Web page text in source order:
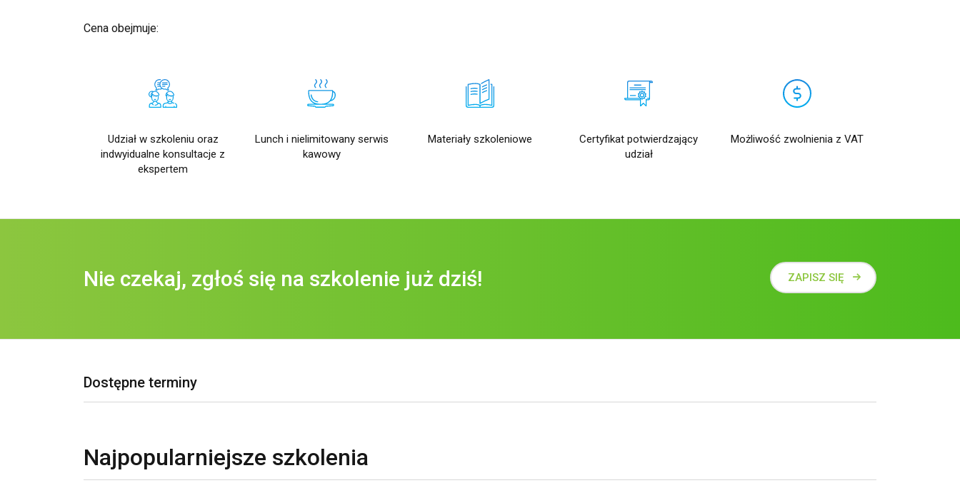
Cena obejmuje:
Udział w szkoleniu oraz
indwyidualne konsultacje z
ekspertem
Lunch i nielimitowany serwis
kawowy
Materiały szkoleniowe
Certyfikat potwierdzający
udział
Możliwość zwolnienia z VAT
Nie czekaj, zgłoś się na szkolenie już dziś! ZAPISZ SIĘ
Dostępne terminy
Najpopularniejsze szkolenia